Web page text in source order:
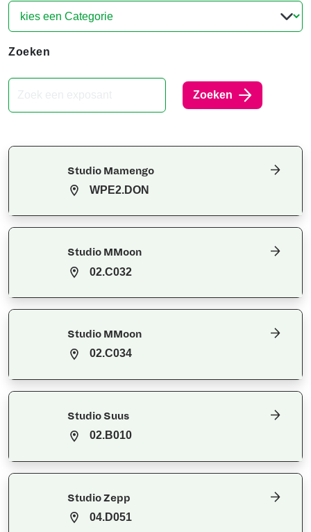
Zoeken
Zoeken
Studio Mamengo
WPE2.DON
Studio MMoon
02.C032
Studio MMoon
02.C034
Studio Suus
02.B010
Studio Zepp
04.D051